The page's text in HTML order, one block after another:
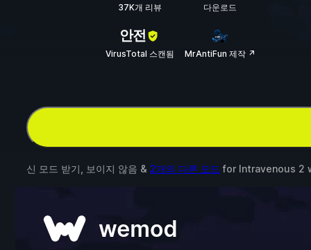
37K개 리뷰 다운로드
안전
VirusTotal 스캔됨 MrAntiFun 제작 ↗
신 모드 받기, 보이지 않음 & 2개의 다른 모드 for Intravenous 2